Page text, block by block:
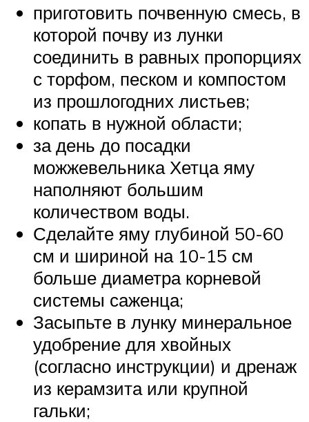
приготовить почвенную смесь, в
которой почву из лунки
соединить в равных пропорциях
с торфом, песком и компостом
из прошлогодних листьев;
копать в нужной области;
за день до посадки
можжевельника Хетца яму
наполняют большим
количеством воды.
Сделайте яму глубиной 50-60
см и шириной на 10-15 см
больше диаметра корневой
системы саженца;
Засыпьте в лунку минеральное
удобрение для хвойных
(согласно инструкции) и дренаж
из керамзита или крупной
гальки;